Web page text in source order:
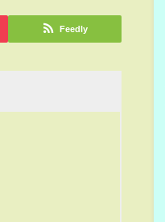
Feedly